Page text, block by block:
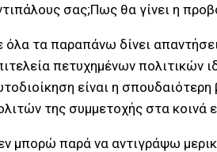
σας;Πως θα γίνει η
όλα τα παραπάνω δίνει
πετυχημένων πολιτικών
είναι η
της συμμετοχής στα κοινά
μπορώ παρά να αντιγράψω